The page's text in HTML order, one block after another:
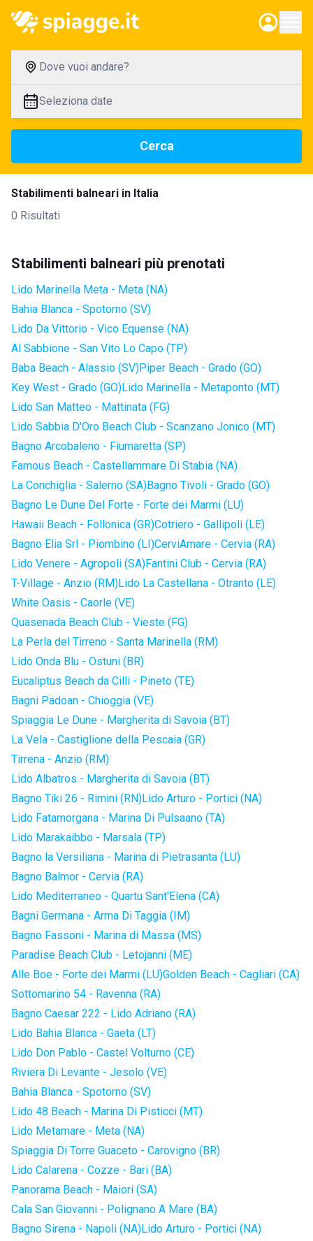
Dove vuoi andare?
Seleziona date
Cerca
Stabilimenti balneari in Italia
0 Risultati
Stabilimenti balneari più prenotati
Lido Marinella Meta - Meta (NA)
Bahia Blanca - Spotorno (SV)
Lido Da Vittorio - Vico Equense (NA)
Al Sabbione - San Vito Lo Capo (TP)
Baba Beach - Alassio (SV)Piper Beach - Grado (GO)
Key West - Grado (GO)Lido Marinella - Metaponto (MT)
Lido San Matteo - Mattinata (FG)
Lido Sabbia D'Oro Beach Club - Scanzano Jonico (MT)
Bagno Arcobaleno - Fiumaretta (SP)
Famous Beach - Castellammare Di Stabia (NA)
La Conchiglia - Salerno (SA)Bagno Tivoli - Grado (GO)
Bagno Le Dune Del Forte - Forte dei Marmi (LU)
Hawaii Beach - Follonica (GR)Cotriero - Gallipoli (LE)
Bagno Elia Srl - Piombino (LI)CerviAmare - Cervia (RA)
Lido Venere - Agropoli (SA)Fantini Club - Cervia (RA)
T-Village - Anzio (RM)Lido La Castellana - Otranto (LE)
White Oasis - Caorle (VE)
Quasenada Beach Club - Vieste (FG)
La Perla del Tirreno - Santa Marinella (RM)
Lido Onda Blu - Ostuni (BR)
Eucaliptus Beach da Cilli - Pineto (TE)
Bagni Padoan - Chioggia (VE)
Spiaggia Le Dune - Margherita di Savoia (BT)
La Vela - Castiglione della Pescaia (GR)
Tirrena - Anzio (RM)
Lido Albatros - Margherita di Savoia (BT)
Bagno Tiki 26 - Rimini (RN)Lido Arturo - Portici (NA)
Lido Fatamorgana - Marina Di Pulsaano (TA)
Lido Marakaibbo - Marsala (TP)
Bagno la Versiliana - Marina di Pietrasanta (LU)
Bagno Balmor - Cervia (RA)
Lido Mediterraneo - Quartu Sant'Elena (CA)
Bagni Germana - Arma Di Taggia (IM)
Bagno Fassoni - Marina di Massa (MS)
Paradise Beach Club - Letojanni (ME)
Alle Boe - Forte dei Marmi (LU)Golden Beach - Cagliari (CA)
Sottomarino 54 - Ravenna (RA)
Bagno Caesar 222 - Lido Adriano (RA)
Lido Bahia Blanca - Gaeta (LT)
Lido Don Pablo - Castel Volturno (CE)
Riviera Di Levante - Jesolo (VE)
Bahia Blanca - Spotorno (SV)
Lido 48 Beach - Marina Di Pisticci (MT)
Lido Metamare - Meta (NA)
Spiaggia Di Torre Guaceto - Carovigno (BR)
Lido Calarena - Cozze - Bari (BA)
Panorama Beach - Maiori (SA)
Cala San Giovanni - Polignano A Mare (BA)
Bagno Sirena - Napoli (NA)Lido Arturo - Portici (NA)